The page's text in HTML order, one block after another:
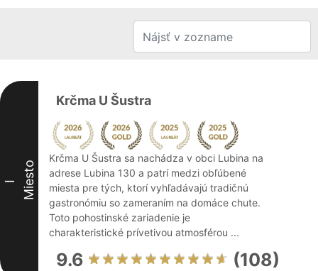
I Miesto
Krčma U Šustra
Krčma U Šustra sa nachádza v obci Lubina na
adrese Lubina 130 a patrí medzi obľúbené
miesta pre tých, ktorí vyhľadávajú tradičnú
gastronómiu so zameraním na domáce chute.
Toto pohostinské zariadenie je
charakteristické prívetivou atmosférou ...
9.6 (108)